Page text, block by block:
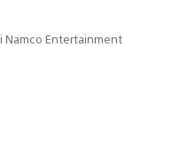
Namco Entertainment